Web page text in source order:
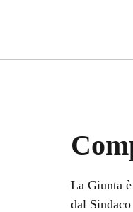
La Giunta
dal